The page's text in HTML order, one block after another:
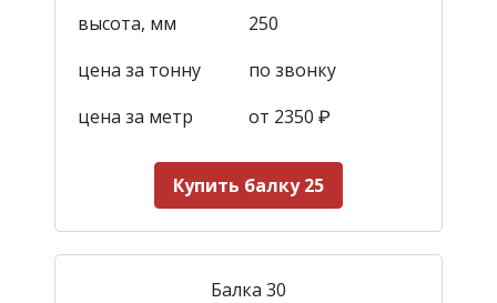
высота, мм
250
цена за тонну
по звонку
цена за метр
от 2350 ₽
Купить балку 25
Балка 30